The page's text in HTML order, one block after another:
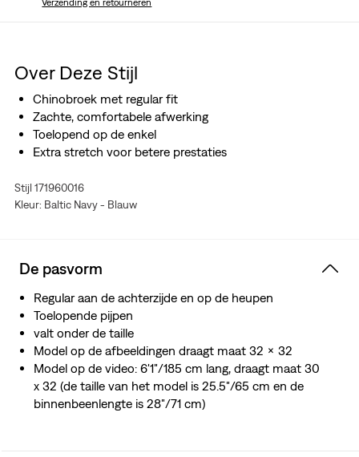
Verzending en retourneren
Over Deze Stijl
Chinobroek met regular fit
Zachte, comfortabele afwerking
Toelopend op de enkel
Extra stretch voor betere prestaties
Stijl 171960016
Kleur: Baltic Navy - Blauw
De pasvorm
Regular aan de achterzijde en op de heupen
Toelopende pijpen
valt onder de taille
Model op de afbeeldingen draagt maat 32 x 32
Model op de video: 6'1"/185 cm lang, draagt maat 30
x 32 (de taille van het model is 25.5"/65 cm en de
binnenbeenlengte is 28"/71 cm)